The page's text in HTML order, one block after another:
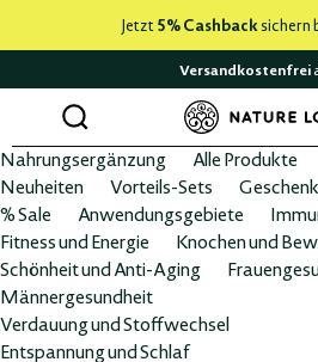
Jetzt 5% Cashback sichern
Versandkostenfrei
Nahrungsergänzung Alle Produkte
Neuheiten
Vorteils-Sets
% Sale
Anwendungsgebiete
Fitness und Energie
Knochen und
Schönheit und Anti-Aging
Männergesundheit
Verdauung und Stoffwechsel
Entspannung und Schlaf